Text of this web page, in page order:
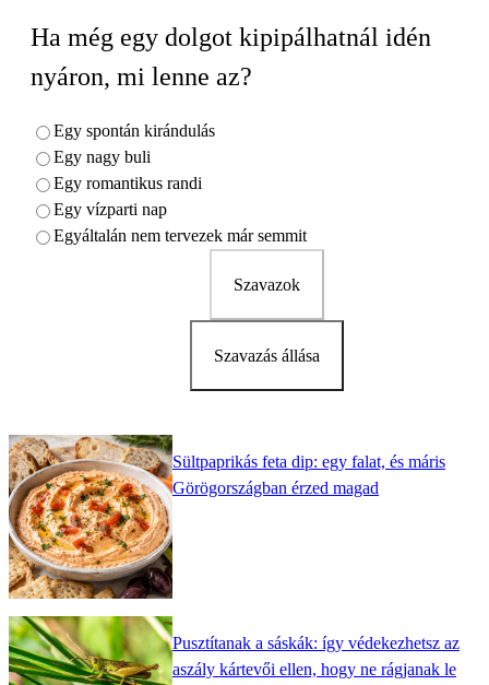
Ha még egy dolgot kipipálhatnál idén
nyáron, mi lenne az?
Egy spontán kirándulás
Egy nagy buli
Egy romantikus randi
Egy vízparti nap
Egyáltalán nem tervezek már semmit
Szavazok
Szavazás állása
Sültpaprikás feta dip: egy falat, és máris
Görögországban érzed magad
Pusztítanak a sáskák: így védekezhetsz az
aszály kártevői ellen, hogy ne rágjanak le